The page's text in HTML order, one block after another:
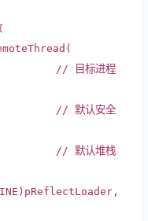
// 目标进程
// 默认安全
// 默认堆栈